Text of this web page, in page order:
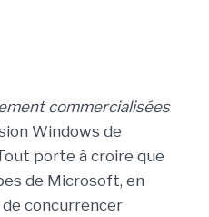
commercialisées
Windows de
porte à croire que
de Microsoft, en
concurrencer